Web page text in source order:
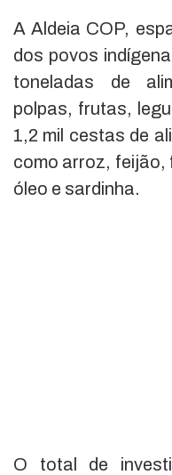
A Aldeia COP,
dos povos
toneladas de
polpas, frutas,
1,2 mil cestas de
como arroz, feijão,
óleo e sardinha.
O total de